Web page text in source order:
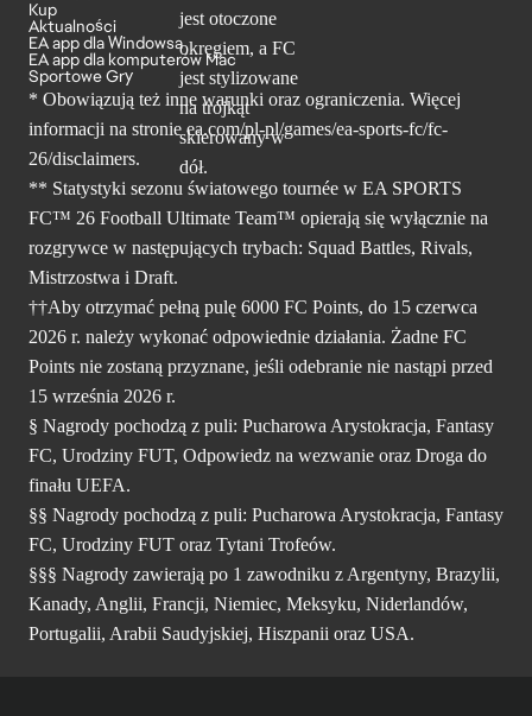
Kup
Aktualności
EA app dla Windowsa
EA app dla komputerów Mac
Sportowe Gry
* Obowiązują też inne warunki oraz ograniczenia. Więcej
informacji na stronie ea.com/pl-pl/games/ea-sports-fc/fc-
26/disclaimers.
** Statystyki sezonu światowego tournée w EA SPORTS
FC™ 26 Football Ultimate Team™ opierają się wyłącznie na
rozgrywce w następujących trybach: Squad Battles, Rivals,
Mistrzostwa i Draft.
††Aby otrzymać pełną pulę 6000 FC Points, do 15 czerwca
2026 r. należy wykonać odpowiednie działania. Żadne FC
Points nie zostaną przyznane, jeśli odebranie nie nastąpi przed
15 września 2026 r.
§ Nagrody pochodzą z puli: Pucharowa Arystokracja, Fantasy
FC, Urodziny FUT, Odpowiedz na wezwanie oraz Droga do
finału UEFA.
§§ Nagrody pochodzą z puli: Pucharowa Arystokracja, Fantasy
FC, Urodziny FUT oraz Tytani Trofeów.
§§§ Nagrody zawierają po 1 zawodniku z Argentyny, Brazylii,
Kanady, Anglii, Francji, Niemiec, Meksyku, Niderlandów,
Portugalii, Arabii Saudyjskiej, Hiszpanii oraz USA.